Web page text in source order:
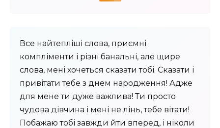
Все найтепліші слова, приємні
компліменти і різні банальні, але щире
слова, мені хочеться сказати тобі. Сказати і
привітати тебе з днем ​​народження! Адже
для мене ти дуже важлива! Ти просто
чудова дівчина і мені не лінь, тебе вітати!
Побажаю тобі завжди йти вперед, і ніколи